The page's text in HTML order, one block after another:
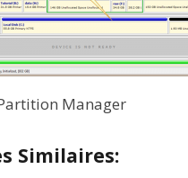
Manager
Similaires: